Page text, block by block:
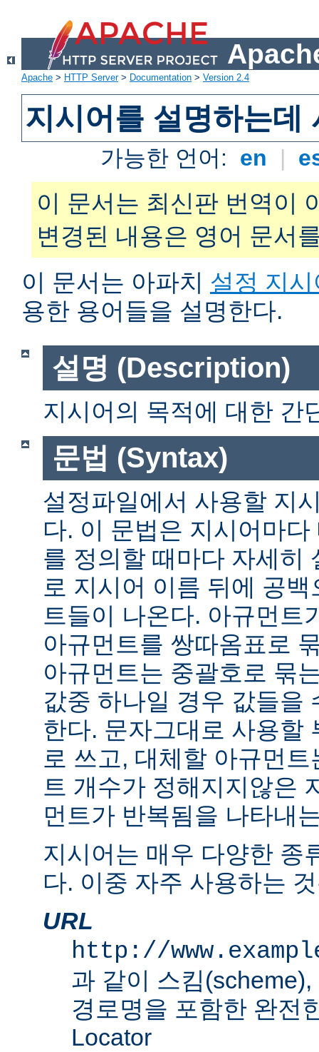
Apache > HTTP Server> Documentation > Version 2.4
지시어를 설명하는데
가능한 언어: en |
이 문서는 최신판 번역이
변경된 내용은 영어 문서
이 문서는 아파치 설정 지시
용한 용어들을 설명한다.
설명 (Description)
지시어의 목적에 대한 간
문법 (Syntax)
설정파일에서 사용할 지
다. 이 문법은 지시어마
를 정의할 때마다 자세히
로 지시어 이름 뒤에 공
트들이 나온다. 아규먼트
아규먼트를 쌍따옴표로
아규먼트는 중괄호로 묶
값중 하나일 경우 값들을
한다. 문자그대로 사용할
로 쓰고, 대체할 아규먼
트 개수가 정해지지않은
먼트가 반복됨을 나타내
지시어는 매우 다양한 종
다. 이중 자주 사용하는
URL
http://
과 같이 스킴
경로명을 포함한 완전
Locator